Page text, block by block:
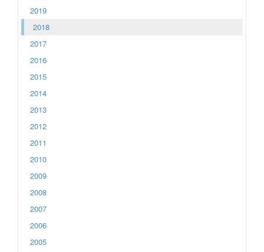
2019
2018
2017
2016
2015
2014
2013
2012
2011
2010
2009
2008
2007
2006
2005